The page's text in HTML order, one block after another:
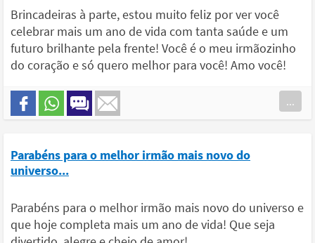
Brincadeiras à parte, estou muito feliz por ver você
celebrar mais um ano de vida com tanta saúde e um
futuro brilhante pela frente! Você é o meu irmãozinho
do coração e só quero melhor para você! Amo você!
...
Parabéns para o melhor irmão mais novo do
universo...
Parabéns para o melhor irmão mais novo do universo e
que hoje completa mais um ano de vida! Que seja